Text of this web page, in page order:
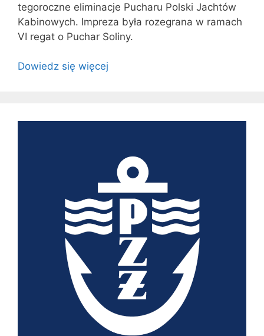
tegoroczne eliminacje Pucharu Polski Jachtów
Kabinowych. Impreza była rozegrana w ramach
VI regat o Puchar Soliny.
Dowiedz się więcej